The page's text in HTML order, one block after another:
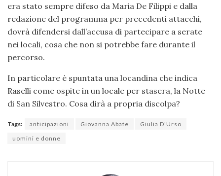
era stato sempre difeso da Maria De Filippi e dalla
redazione del programma per precedenti attacchi,
dovrà difendersi dall’accusa di partecipare a serate
nei locali, cosa che non si potrebbe fare durante il
percorso.
In particolare è spuntata una locandina che indica
Raselli come ospite in un locale per stasera, la Notte
di San Silvestro. Cosa dirà a propria discolpa?
Tags: anticipazioni Giovanna Abate
Giulia D'Urso
uomini e donne